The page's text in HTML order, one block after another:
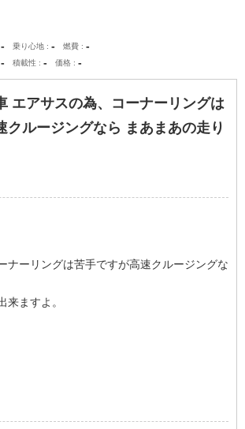
- 乗り心地 - 燃費 -
- 積載性 - 価格 -
エアサスの為、コーナーリングは
クルージングなら まあまあの走り
ナーリングは苦手ですが高速クルージングな
来ますよ。